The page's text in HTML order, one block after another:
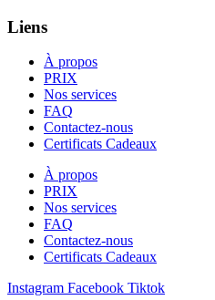
Liens
À propos
PRIX
Nos services
FAQ
Contactez-nous
Certificats Cadeaux
À propos
PRIX
Nos services
FAQ
Contactez-nous
Certificats Cadeaux
Instagram Facebook Tiktok